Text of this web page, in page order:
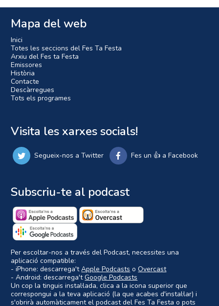
Mapa del web
Inici
Totes les seccions del Fes Ta Festa
Arxiu del Fes ta Festa
Emissores
Història
Contacte
Descàrregues
Tots els programes
Visita les xarxes socials!
Segueix-nos a Twitter Fes un 👍 a Facebook
Subscriu-te al podcast
Per escoltar-nos a través del Podcast, necessites una
aplicació compatible:
- iPhone: descarrega'tApple Podcasts oOvercast
- Android: descarrega'tGoogle Podcasts
Un cop la tinguis instal·lada, clica a la icona superior que
correspongui a la teva aplicació (la que acabes d'instal·lar) i
s'obrirà automàticament el podcast del Fes Ta Festa o pots